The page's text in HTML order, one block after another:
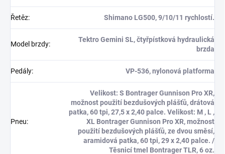
Řetěz: Shimano LG500, 9/10/11 rychlostí.
Model brzdy:
Tektro Gemini SL, čtyřpístková hydraulická
brzda
Pedály: VP-536, nylonová platforma
Pneu:
Velikost: S Bontrager Gunnison Pro XR,
možnost použití bezdušových plášťů, drátová
patka, 60 tpi, 27,5 x 2,40 palce. Velikost: M , L ,
XL Bontrager Gunnison Pro XR, možnost
použití bezdušových plášťů, ze dvou směsí,
aramidová patka, 60 tpi, 29 x 2,40 palce. /
Těsnicí tmel Bontrager TLR, 6 oz.